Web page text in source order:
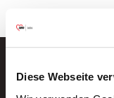
Diese Webseite